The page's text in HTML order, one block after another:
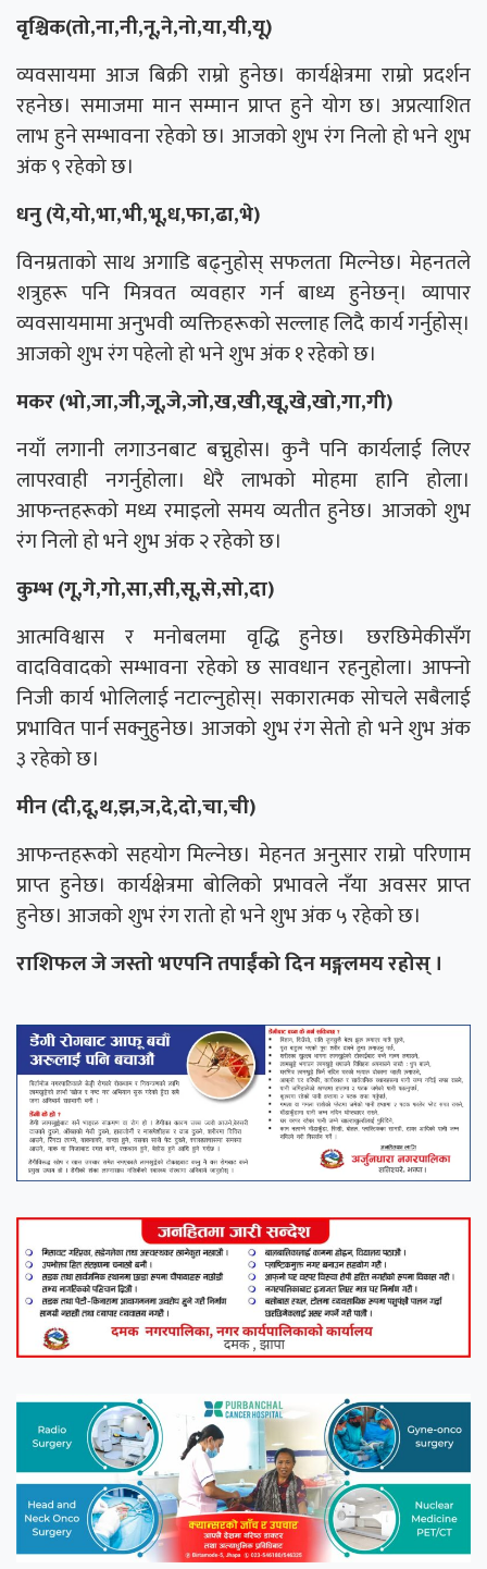
वृश्चिक(तो,ना,नी,नू,ने,नो,या,यी,यू)
व्यवसायमा आज बिक्री राम्रो हुनेछ। कार्यक्षेत्रमा राम्रो प्रदर्शन
रहनेछ। समाजमा मान सम्मान प्राप्त हुने योग छ। अप्रत्याशित
लाभ हुने सम्भावना रहेको छ। आजको शुभ रंग निलो हो भने शुभ
अंक ९ रहेको छ।
धनु (ये,यो,भा,भी,भू,ध,फा,ढा,भे)
विनम्रताको साथ अगाडि बढ्नुहोस् सफलता मिल्नेछ। मेहनतले
शत्रुहरू पनि मित्रवत व्यवहार गर्न बाध्य हुनेछन्। व्यापार
व्यवसायमामा अनुभवी व्यक्तिहरूको सल्लाह लिदै कार्य गर्नुहोस्।
आजको शुभ रंग पहेलो हो भने शुभ अंक १ रहेको छ।
मकर (भो,जा,जी,जू,जे,जो,ख,खी,खू,खे,खो,गा,गी)
नयाँ लगानी लगाउनबाट बच्नुहोस। कुनै पनि कार्यलाई लिएर
लापरवाही नगर्नुहोला। धेरै लाभको मोहमा हानि होला।
आफन्तहरूको मध्य रमाइलो समय व्यतीत हुनेछ। आजको शुभ
रंग निलो हो भने शुभ अंक २ रहेको छ।
कुम्भ (गू,गे,गो,सा,सी,सू,से,सो,दा)
आत्मविश्वास र मनोबलमा वृद्धि हुनेछ। छरछिमेकीसँग
वादविवादको सम्भावना रहेको छ सावधान रहनुहोला। आफ्नो
निजी कार्य भोलिलाई नटाल्नुहोस्। सकारात्मक सोचले सबैलाई
प्रभावित पार्न सक्नुहुनेछ। आजको शुभ रंग सेत‍ो हो भने शुभ अंक
३ रहेको छ।
मीन (दी,दू,थ,झ,ञ,दे,दो,चा,ची)
आफन्तहरूको सहयोग मिल्नेछ। मेहनत अनुसार राम्रो परिणाम
प्राप्त हुनेछ। कार्यक्षेत्रमा बोलिको प्रभावले नँया अवसर प्राप्त
हुनेछ। आजको शुभ रंग रातो हो भने शुभ अंक ५ रहेको छ।
राशिफल जे जस्तो भएपनि तपाईंको दिन मङ्गलमय रहोस् ।